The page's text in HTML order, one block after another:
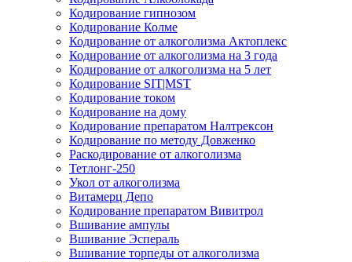
Кодирование гипнозом
Кодирование Колме
Кодирование от алкоголизма Актоплекс
Кодирование от алкоголизма на 3 года
Кодирование от алкоголизма на 5 лет
Кодирование SIT|MST
Кодирование током
Кодирование на дому
Кодирование препаратом Налтрексон
Кодирование по методу Довженко
Раскодирование от алкоголизма
Тетлонг-250
Укол от алкоголизма
Витамерц Депо
Кодирование препаратом Вивитрол
Вшивание ампулы
Вшивание Эспераль
Вшивание торпеды от алкоголизма